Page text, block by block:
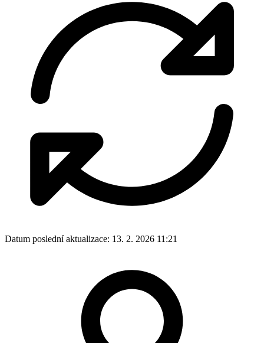
Datum poslední aktualizace: 13. 2. 2026 11:21